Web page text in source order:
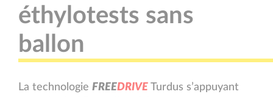
éthylotests sans
ballon
La technologie FREEDRIVE Turdus s’appuyant